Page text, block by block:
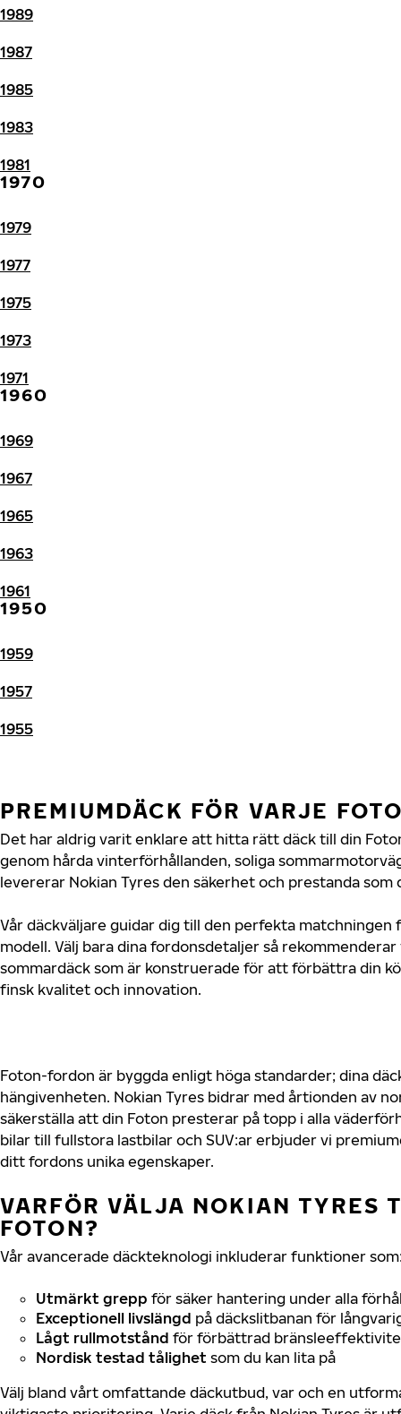
1989
1987
1985
1983
1981
1970
1979
1977
1975
1973
1971
1960
1969
1967
1965
1963
1961
1950
1959
1957
1955
PREMIUMDÄCK FÖR VARJE
Det har aldrig varit enklare att hitta rätt däck till din
genom hårda vinterförhållanden, soliga
levererar Nokian Tyres den säkerhet och prestanda som
Vår däckväljare guidar dig till den perfekta matchningen
modell. Välj bara dina fordonsdetaljer så
sommardäck som är konstruerade för att förbättra din
finsk kvalitet och innovation.
Foton-fordon är byggda enligt höga standarder; dina
hängivenheten. Nokian Tyres bidrar med årtionden av
säkerställa att din Foton presterar på topp i alla
bilar till fullstora lastbilar och SUV:ar erbjuder vi
ditt fordons unika egenskaper.
VARFÖR VÄLJA NOKIAN TYRES
FOTON?
Vår avancerade däckteknologi inkluderar funktioner
Utmärkt grepp för säker hantering under alla
Exceptionell livslängd på däckslitbanan för
Lågt rullmotstånd för förbättrad
Nordisk testad tålighet som du kan lita på
Välj bland vårt omfattande däckutbud, var och en